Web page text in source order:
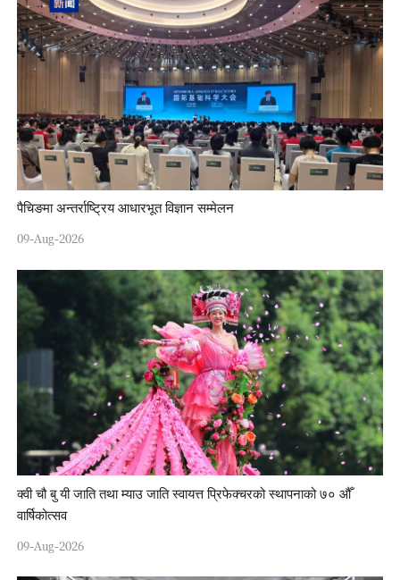
पैचिङमा अन्तर्राष्ट्रिय आधारभूत विज्ञान सम्मेलन
09-Aug-2026
क्वी चौ बु यी जाति तथा म्याउ जाति स्वायत्त प्रिफेक्चरको स्थापनाको ७० औँ
वार्षिकोत्सव
09-Aug-2026